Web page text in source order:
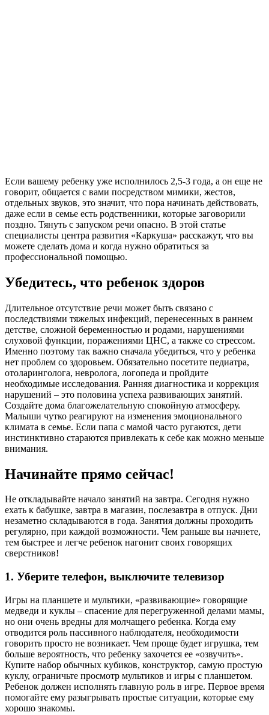
Если вашему ребенку уже исполнилось 2,5-3 года, а он еще не
говорит, общается с вами посредством мимики, жестов,
отдельных звуков, это значит, что пора начинать действовать,
даже если в семье есть родственники, которые заговорили
поздно. Тянуть с запуском речи опасно. В этой статье
специалисты центра развития «Каркуша» расскажут, что вы
можете сделать дома и когда нужно обратиться за
профессиональной помощью.
Убедитесь, что ребенок здоров
Длительное отсутствие речи может быть связано с
последствиями тяжелых инфекций, перенесенных в раннем
детстве, сложной беременностью и родами, нарушениями
слуховой функции, поражениями ЦНС, а также со стрессом.
Именно поэтому так важно сначала убедиться, что у ребенка
нет проблем со здоровьем. Обязательно посетите педиатра,
отоларинголога, невролога, логопеда и пройдите
необходимые исследования. Ранняя диагностика и коррекция
нарушений – это половина успеха развивающих занятий.
Создайте дома благожелательную спокойную атмосферу.
Малыши чутко реагируют на изменения эмоционального
климата в семье. Если папа с мамой часто ругаются, дети
инстинктивно стараются привлекать к себе как можно меньше
внимания.
Начинайте прямо сейчас!
Не откладывайте начало занятий на завтра. Сегодня нужно
ехать к бабушке, завтра в магазин, послезавтра в отпуск. Дни
незаметно складываются в года. Занятия должны проходить
регулярно, при каждой возможности. Чем раньше вы начнете,
тем быстрее и легче ребенок нагонит своих говорящих
сверстников!
1. Уберите телефон, выключите телевизор
Игры на планшете и мультики, «развивающие» говорящие
медведи и куклы – спасение для перегруженной делами мамы,
но они очень вредны для молчащего ребенка. Когда ему
отводится роль пассивного наблюдателя, необходимости
говорить просто не возникает. Чем проще будет игрушка, тем
больше вероятность, что ребенку захочется ее «озвучить».
Купите набор обычных кубиков, конструктор, самую простую
куклу, ограничьте просмотр мультиков и игры с планшетом.
Ребенок должен исполнять главную роль в игре. Первое время
помогайте ему разыгрывать простые ситуации, которые ему
хорошо знакомы.